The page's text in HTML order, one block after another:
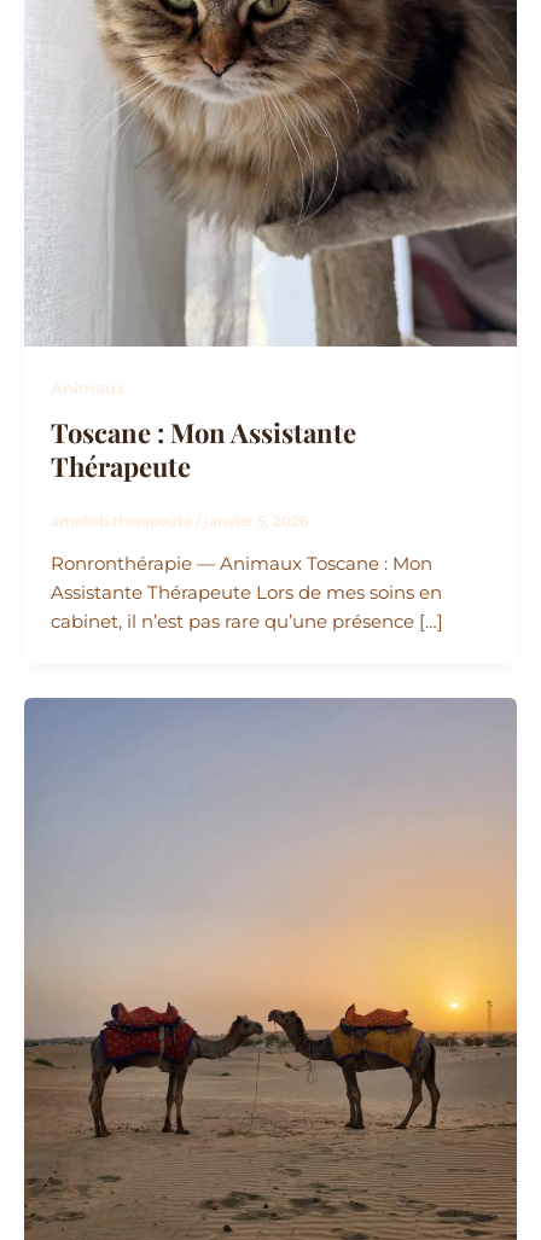
Animaux
Toscane : Mon Assistante
Thérapeute
amelleb.therapeute / janvier 5, 2026
Ronronthérapie — Animaux Toscane : Mon
Assistante Thérapeute Lors de mes soins en
cabinet, il n’est pas rare qu’une présence […]